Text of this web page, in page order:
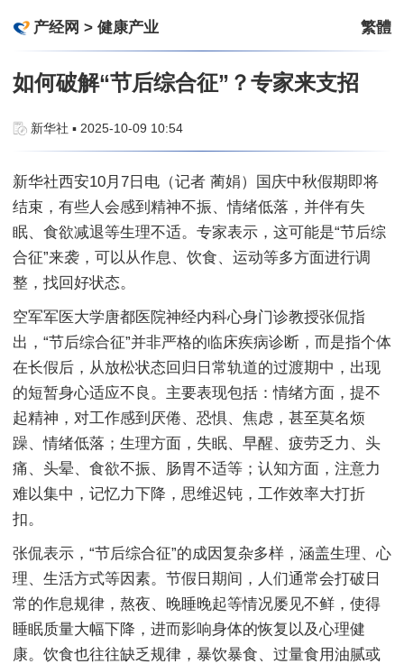
产经网 > 健康产业 繁體
如何破解“节后综合征”？专家来支招
新华社 ▪ 2025-10-09 10:54
新华社西安10月7日电（记者 蔺娟）国庆中秋假期即将
结束，有些人会感到精神不振、情绪低落，并伴有失
眠、食欲减退等生理不适。专家表示，这可能是“节后综
合征”来袭，可以从作息、饮食、运动等多方面进行调
整，找回好状态。
空军军医大学唐都医院神经内科心身门诊教授张侃指
出，“节后综合征”并非严格的临床疾病诊断，而是指个体
在长假后，从放松状态回归日常轨道的过渡期中，出现
的短暂身心适应不良。主要表现包括：情绪方面，提不
起精神，对工作感到厌倦、恐惧、焦虑，甚至莫名烦
躁、情绪低落；生理方面，失眠、早醒、疲劳乏力、头
痛、头晕、食欲不振、肠胃不适等；认知方面，注意力
难以集中，记忆力下降，思维迟钝，工作效率大打折
扣。
张侃表示，“节后综合征”的成因复杂多样，涵盖生理、心
理、生活方式等因素。节假日期间，人们通常会打破日
常的作息规律，熬夜、晚睡晚起等情况屡见不鲜，使得
睡眠质量大幅下降，进而影响身体的恢复以及心理健
康。饮食也往往缺乏规律，暴饮暴食、过量食用油腻或